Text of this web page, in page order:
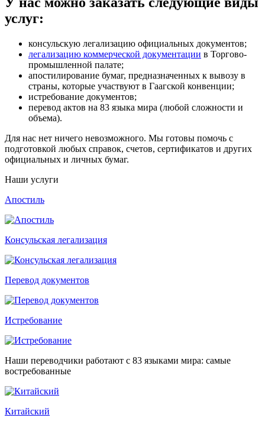
услуг:
консульскую легализацию официальных документов;
легализацию коммерческой документации в Торгово-
промышленной палате;
апостилирование бумаг, предназначенных к вывозу в
страны, которые участвуют в Гаагской конвенции;
истребование документов;
перевод актов на 83 языка мира (любой сложности и
объема).
Для нас нет ничего невозможного. Мы готовы помочь с
подготовкой любых справок, счетов, сертификатов и других
официальных и личных бумаг.
Наши услуги
Апостиль
Консульская легализация
Перевод документов
Истребование
Наши переводчики работают с 83 языками мира: самые
востребованные
Китайский